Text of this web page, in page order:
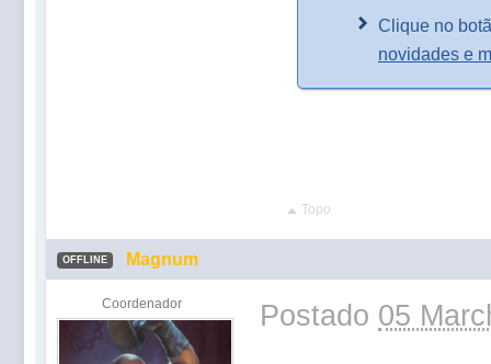
Clique no
novidades e
Topo
OFFLINE Magnum
Coordenador Postado 05